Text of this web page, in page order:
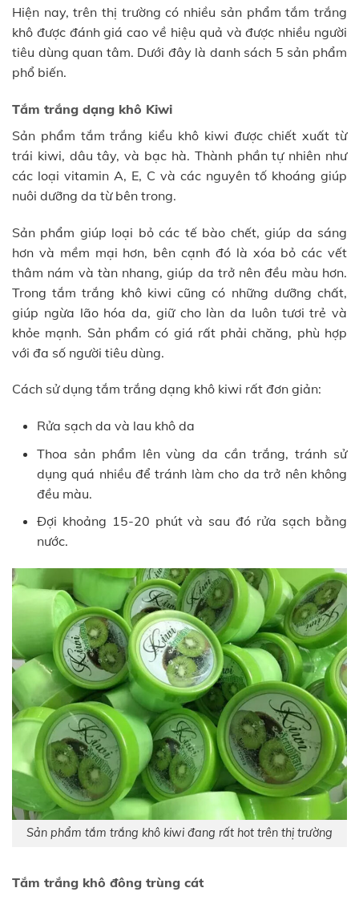
Hiện nay, trên thị trường có nhiều sản phẩm tắm trắng
khô được đánh giá cao về hiệu quả và được nhiều người
tiêu dùng quan tâm. Dưới đây là danh sách 5 sản phẩm
phổ biến.
Tắm trắng dạng khô Kiwi
Sản phẩm tắm trắng kiểu khô kiwi được chiết xuất từ
trái kiwi, dâu tây, và bạc hà. Thành phần tự nhiên như
các loại vitamin A, E, C và các nguyên tố khoáng giúp
nuôi dưỡng da từ bên trong.
Sản phẩm giúp loại bỏ các tế bào chết, giúp da sáng
hơn và mềm mại hơn, bên cạnh đó là xóa bỏ các vết
thâm nám và tàn nhang, giúp da trở nên đều màu hơn.
Trong tắm trắng khô kiwi cũng có những dưỡng chất,
giúp ngừa lão hóa da, giữ cho làn da luôn tươi trẻ và
khỏe mạnh. Sản phẩm có giá rất phải chăng, phù hợp
với đa số người tiêu dùng.
Cách sử dụng tắm trắng dạng khô kiwi rất đơn giản:
Rửa sạch da và lau khô da
Thoa sản phẩm lên vùng da cần trắng, tránh sử
dụng quá nhiều để tránh làm cho da trở nên không
đều màu.
Đợi khoảng 15-20 phút và sau đó rửa sạch bằng
nước.
Sản phẩm tắm trắng khô kiwi đang rất hot trên thị trường
Tắm trắng khô đông trùng cát